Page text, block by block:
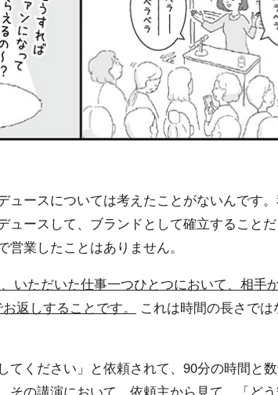
ュースについては考えたことがないんです
ュースして、ブランドとして確立すること
業したことはありません。
いただいた仕事一つひとつにおいて、相手
返しすることです。
これは時間の長さでは
てください」と依頼されて、90分の時間と
その講演において、依頼主から見て、「ど